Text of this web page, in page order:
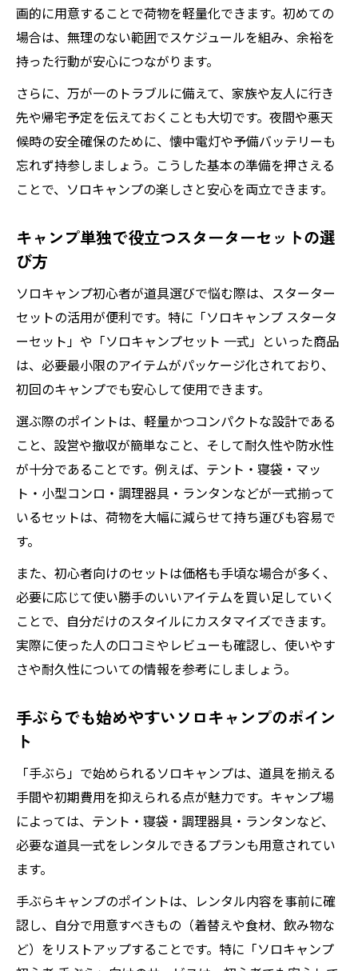
画的に用意することで荷物を軽量化できます。初めての
場合は、無理のない範囲でスケジュールを組み、余裕を
持った行動が安心につながります。
さらに、万が一のトラブルに備えて、家族や友人に行き
先や帰宅予定を伝えておくことも大切です。夜間や悪天
候時の安全確保のために、懐中電灯や予備バッテリーも
忘れず持参しましょう。こうした基本の準備を押さえる
ことで、ソロキャンプの楽しさと安心を両立できます。
キャンプ単独で役立つスターターセットの選
び方
ソロキャンプ初心者が道具選びで悩む際は、スターター
セットの活用が便利です。特に「ソロキャンプ スタータ
ーセット」や「ソロキャンプセット 一式」といった商品
は、必要最小限のアイテムがパッケージ化されており、
初回のキャンプでも安心して使用できます。
選ぶ際のポイントは、軽量かつコンパクトな設計である
こと、設営や撤収が簡単なこと、そして耐久性や防水性
が十分であることです。例えば、テント・寝袋・マッ
ト・小型コンロ・調理器具・ランタンなどが一式揃って
いるセットは、荷物を大幅に減らせて持ち運びも容易で
す。
また、初心者向けのセットは価格も手頃な場合が多く、
必要に応じて使い勝手のいいアイテムを買い足していく
ことで、自分だけのスタイルにカスタマイズできます。
実際に使った人の口コミやレビューも確認し、使いやす
さや耐久性についての情報を参考にしましょう。
手ぶらでも始めやすいソロキャンプのポイン
ト
「手ぶら」で始められるソロキャンプは、道具を揃える
手間や初期費用を抑えられる点が魅力です。キャンプ場
によっては、テント・寝袋・調理器具・ランタンなど、
必要な道具一式をレンタルできるプランも用意されてい
ます。
手ぶらキャンプのポイントは、レンタル内容を事前に確
認し、自分で用意すべきもの（着替えや食材、飲み物な
ど）をリストアップすることです。特に「ソロキャンプ